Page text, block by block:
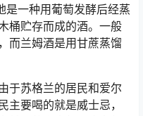
是一种用葡萄发酵后经蒸
桶贮存而成的酒。一般
而兰姆酒是用甘蔗蒸馏
于苏格兰的居民和爱尔
主要喝的就是威士忌，